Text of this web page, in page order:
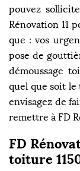
pouvez
Rénovation 11
que : vos
pose de
démoussage
quel que soit
envisagez de
remettre à FD
FD
toiture